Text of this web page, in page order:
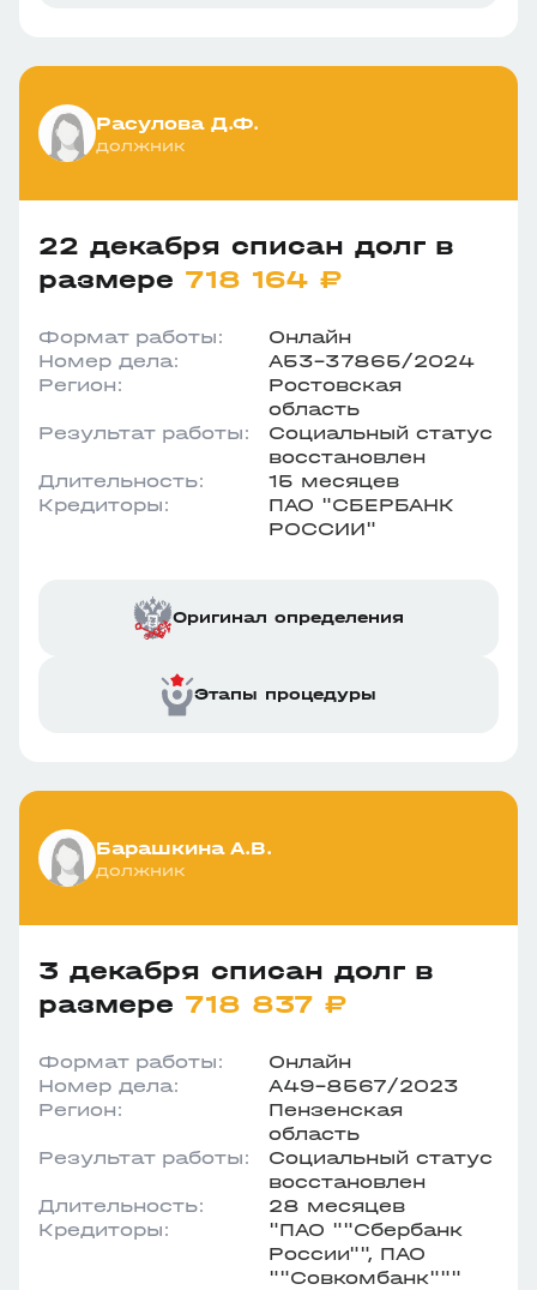
Расулова Д.Ф.
должник
22 декабря списан долг в
размере 718 164 ₽
Формат работы:
Онлайн
Номер дела:
А53-37865/2024
Регион:
Ростовская
область
Результат работы:
Социальный статус
восстановлен
Длительность:
15 месяцев
Кредиторы:
ПАО "СБЕРБАНК
РОССИИ"
Оригинал определения
Этапы процедуры
Барашкина А.В.
должник
3 декабря списан долг в
размере 718 837 ₽
Формат работы:
Онлайн
Номер дела:
А49-8567/2023
Регион:
Пензенская
область
Результат работы:
Социальный статус
восстановлен
Длительность:
28 месяцев
Кредиторы:
"ПАО ""Сбербанк
России"", ПАО
""Совкомбанк"""